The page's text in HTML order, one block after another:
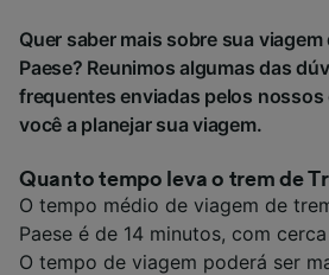
Quer saber mais sobre sua viagem
Paese? Reunimos algumas das
frequentes enviadas pelos nossos
você a planejar sua viagem.
Quanto tempo leva o trem de
O tempo médio de viagem de
Paese é de 14 minutos, com
O tempo de viagem poderá ser